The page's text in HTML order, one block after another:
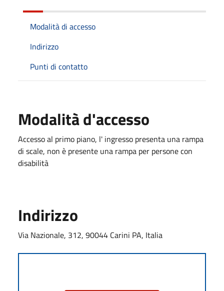
Modalità di accesso
Indirizzo
Punti di contatto
Modalità d'accesso
Accesso al primo piano, l' ingresso presenta una rampa
di scale, non è presente una rampa per persone con
disabilità
Indirizzo
Via Nazionale, 312, 90044 Carini PA, Italia